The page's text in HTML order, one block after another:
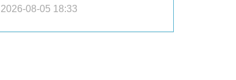
2026-08-05 18:33